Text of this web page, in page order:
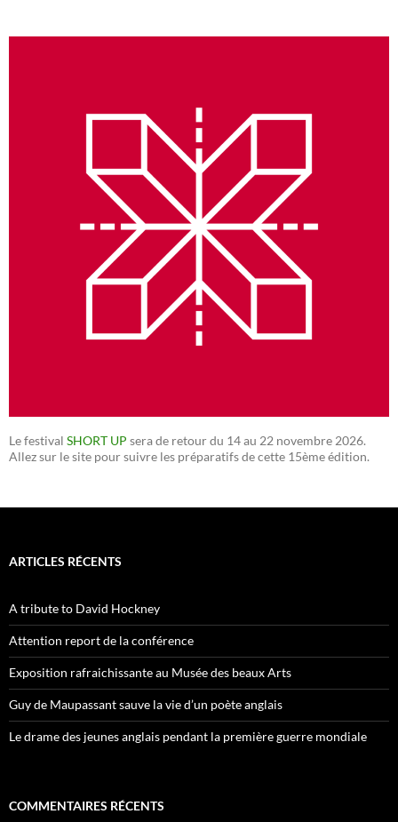
Le festival SHORT UP sera de retour du 14 au 22 novembre 2026.
Allez sur le site pour suivre les préparatifs de cette 15ème édition.
ARTICLES RÉCENTS
A tribute to David Hockney
Attention report de la conférence
Exposition rafraichissante au Musée des beaux Arts
Guy de Maupassant sauve la vie d’un poète anglais
Le drame des jeunes anglais pendant la première guerre mondiale
COMMENTAIRES RÉCENTS